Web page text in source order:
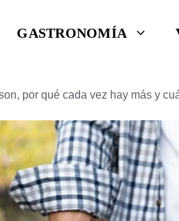
GASTRONOMÍA
por qué cada vez hay más y